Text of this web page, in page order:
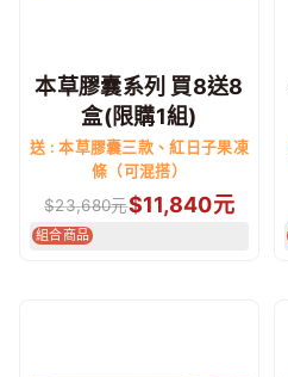
本草膠囊系列 買8送8
盒(限購1組)
送 : 本草膠囊三款、紅日子果凍
條（可混搭）
$23,680元$11,840元
組合商品